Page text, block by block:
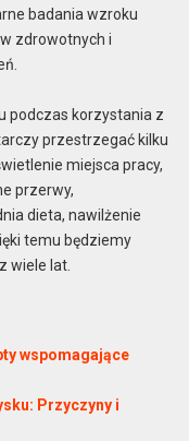
badania wzroku
zdrowotnych i
podczas korzystania z
przestrzegać kilku
miejsca pracy,
przerwy,
dieta, nawilżenie
temu będziemy
wiele lat.
wspomagające
Przyczyny i